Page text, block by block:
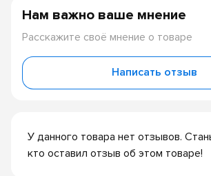
У данного товара нет отзывов.
кто оставил отзыв об этом товаре!
Нам важно ваше мнение
Расскажите своё мнение о товаре
Написать отзыв